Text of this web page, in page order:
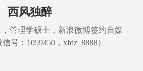
西风独醉
管理学硕士，新浪微博签约自媒
号：1059450，xfdz_8888）